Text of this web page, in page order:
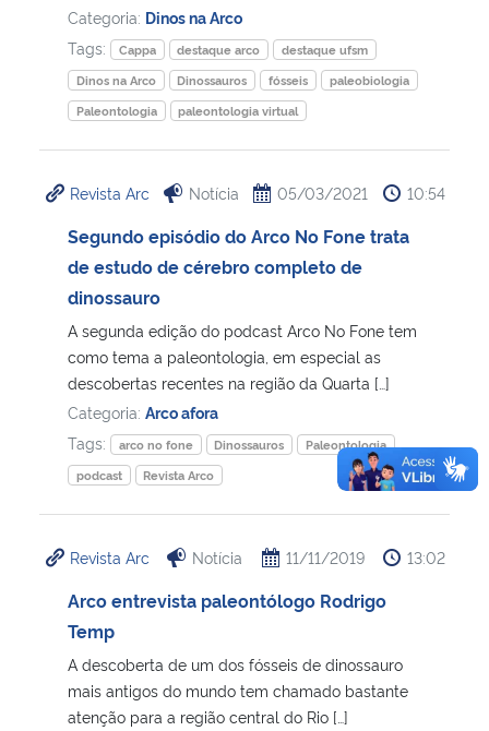
Categoria: Dinos na Arco
Tags:
Cappa destaque arco
destaque ufsm
Dinos na Arco
Dinossauros fósseis
paleobiologia
Paleontologia
paleontologia virtual
Revista Arc Notícia 05/03/2021 10:54
Segundo episódio do Arco No Fone trata
de estudo de cérebro completo de
dinossauro
A segunda edição do podcast Arco No Fone tem
como tema a paleontologia, em especial as
descobertas recentes na região da Quarta […]
Categoria: Arco afora
Tags:
arco no fone Dinossauros
Paleontologia
podcast
Revista Arco
Revista Arc Notícia 11/11/2019 13:02
Arco entrevista paleontólogo Rodrigo
Temp
A descoberta de um dos fósseis de dinossauro
mais antigos do mundo tem chamado bastante
atenção para a região central do Rio […]